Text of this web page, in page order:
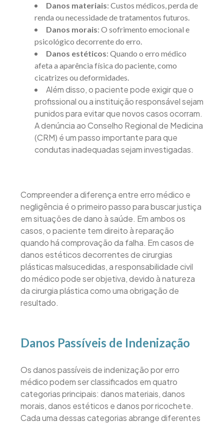
Danos materiais: Custos médicos, perda de
renda ou necessidade de tratamentos futuros.
Danos morais: O sofrimento emocional e
psicológico decorrente do erro.
Danos estéticos: Quando o erro médico
afeta a aparência física do paciente, como
cicatrizes ou deformidades.
Além disso, o paciente pode exigir que o
profissional ou a instituição responsável sejam
punidos para evitar que novos casos ocorram.
A denúncia ao Conselho Regional de Medicina
(CRM) é um passo importante para que
condutas inadequadas sejam investigadas.
Compreender a diferença entre erro médico e
negligência é o primeiro passo para buscar justiça
em situações de dano à saúde. Em ambos os
casos, o paciente tem direito à reparação
quando há comprovação da falha. Em casos de
danos estéticos decorrentes de cirurgias
plásticas malsucedidas, a responsabilidade civil
do médico pode ser objetiva, devido à natureza
da cirurgia plástica como uma obrigação de
resultado.
Danos Passíveis de Indenização
Os danos passíveis de indenização por erro
médico podem ser classificados em quatro
categorias principais: danos materiais, danos
morais, danos estéticos e danos por ricochete.
Cada uma dessas categorias abrange diferentes